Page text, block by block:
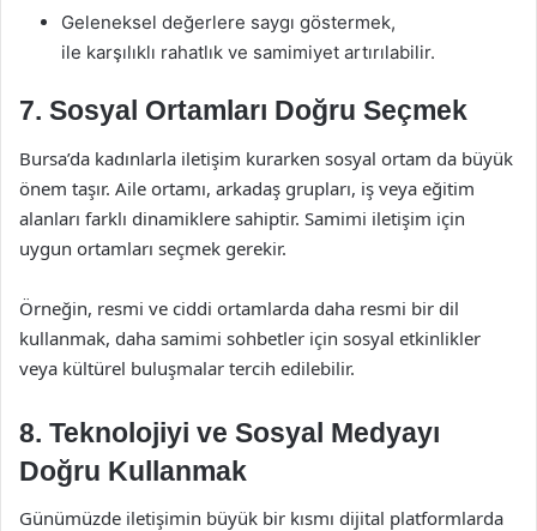
Geleneksel değerlere saygı göstermek,
ile karşılıklı rahatlık ve samimiyet artırılabilir.
7. Sosyal Ortamları Doğru Seçmek
Bursa’da kadınlarla iletişim kurarken sosyal ortam da büyük
önem taşır. Aile ortamı, arkadaş grupları, iş veya eğitim
alanları farklı dinamiklere sahiptir. Samimi iletişim için
uygun ortamları seçmek gerekir.
Örneğin, resmi ve ciddi ortamlarda daha resmi bir dil
kullanmak, daha samimi sohbetler için sosyal etkinlikler
veya kültürel buluşmalar tercih edilebilir.
8. Teknolojiyi ve Sosyal Medyayı
Doğru Kullanmak
Günümüzde iletişimin büyük bir kısmı dijital platformlarda